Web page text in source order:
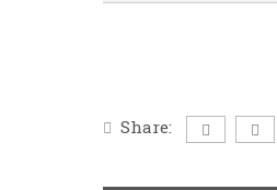
Share: